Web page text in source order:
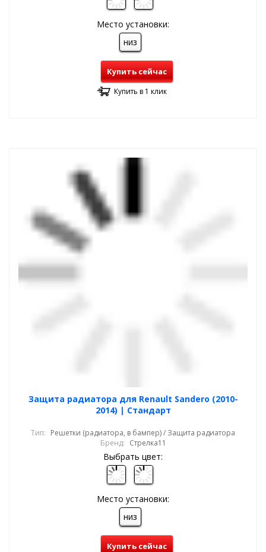
Место установки:
низ
Купить сейчас
Купить в 1 клик
Защита радиатора для Renault Sandero (2010-
2014) | Стандарт
Тип: Решетки (радиатора, в бампер) / Защита радиатора
Бренд: Стрелка11
Выбрать цвет:
Место установки:
низ
Купить сейчас